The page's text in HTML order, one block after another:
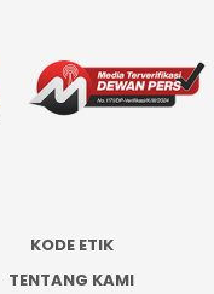
KODE ETIK
TENTANG KAMI